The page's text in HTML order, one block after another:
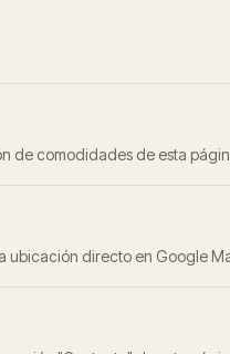
de comodidades de esta
ubicación directo en Google